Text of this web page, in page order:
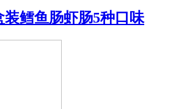
装鳕鱼肠虾肠5种口味